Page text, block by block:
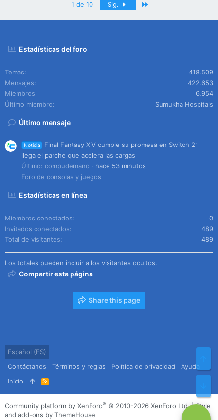
1 de 10 Sig.
Estadísticas del foro
Temas
418.509
Mensajes
422.653
Miembros
6.954
Último miembro
Sumukha Hospitals
Último mensaje
Noticia
Final Fantasy XIV cumple su promesa en Switch 2:
llega el parche que acelera las cargas
Último: compudemano
hace 53 minutos
Foro de consolas y juegos
Estadísticas en línea
Miembros conectados
0
Invitados conectados
489
Total de visitantes
489
Los totales pueden incluir a los visitantes ocultos.
Compartir esta página
Share this page
Español (ES)
Contáctanos
Términos y reglas Política de privacidad
Ayuda
Inicio
R
S
S
Community platform by XenForo® © 2010-2026 XenForo Ltd. |Style
and add-ons by ThemeHouse